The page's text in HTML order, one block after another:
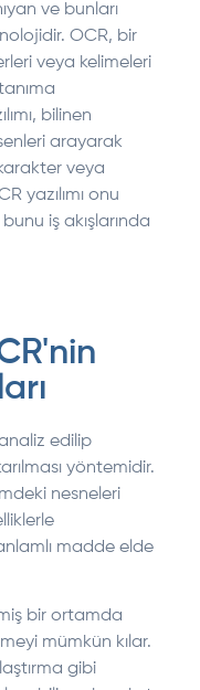
ve bunları
OCR, bir
veya kelimeleri
bilinen
arayarak
veya
yazılımı onu
iş akışlarında
edilip
yöntemidir.
nesneleri
madde elde
bir ortamda
mümkün kılar.
gibi